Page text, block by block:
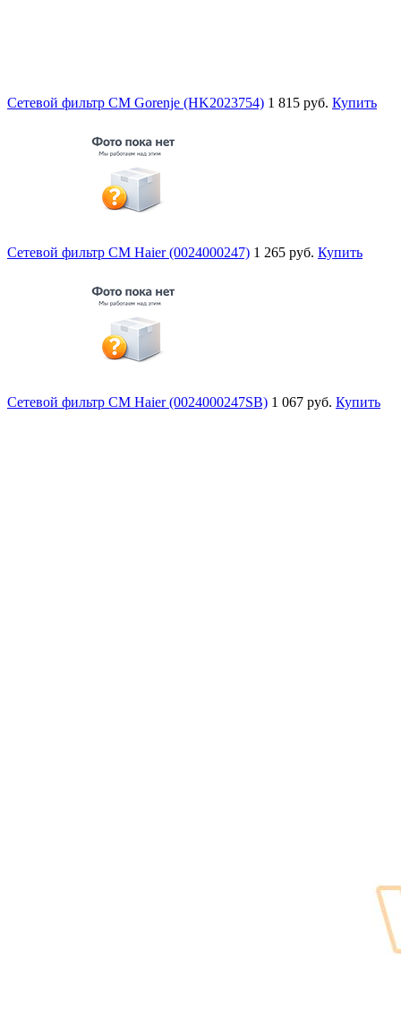
Сетевой фильтр СМ Gorenje (HK2023754) 1 815 руб. Купить
Сетевой фильтр СМ Haier (0024000247) 1 265 руб. Купить
Сетевой фильтр СМ Haier (0024000247SB) 1 067 руб. Купить